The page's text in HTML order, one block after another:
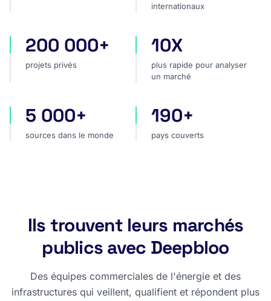
internationaux
projets privés
200 000+
projets privés
plus rapide pour analyser
10X
plus rapide pour analyser
un marché
sources dans le monde
5 000+
sources dans le monde
pays couverts
190+
pays couverts
Ils trouvent leurs marchés
publics avec Deepbloo
Des équipes commerciales de l'énergie et des
infrastructures qui veillent, qualifient et répondent plus